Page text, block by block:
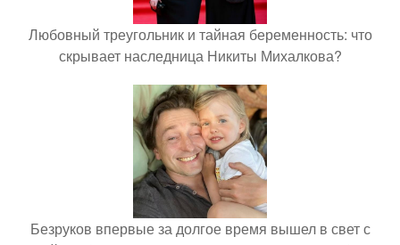
Любовный треугольник и тайная беременность: что
скрывает наследница Никиты Михалкова?
Безруков впервые за долгое время вышел в свет с